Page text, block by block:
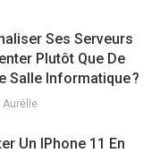
Ses Serveurs
Plutôt Que De
Salle Informatique ?
Aurélie
Un IPhone 11 En